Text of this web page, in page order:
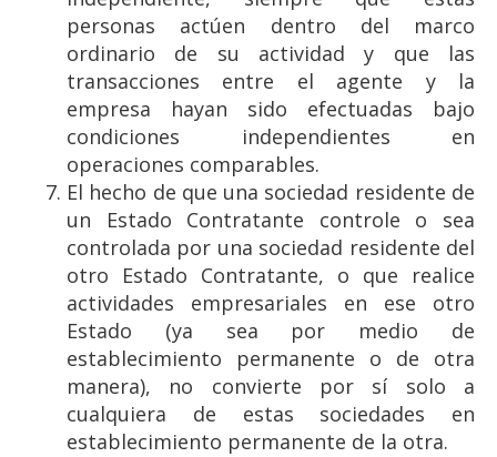
personas actúen dentro del marco
ordinario de su actividad y que las
transacciones entre el agente y la
empresa hayan sido efectuadas bajo
condiciones independientes en
operaciones comparables.
El hecho de que una sociedad residente de
un Estado Contratante controle o sea
controlada por una sociedad residente del
otro Estado Contratante, o que realice
actividades empresariales en ese otro
Estado (ya sea por medio de
establecimiento permanente o de otra
manera), no convierte por sí solo a
cualquiera de estas sociedades en
establecimiento permanente de la otra.